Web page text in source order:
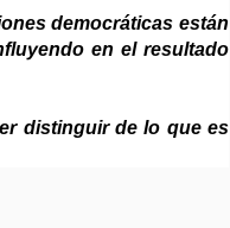
democráticas están
en el resultado
distinguir de lo que es